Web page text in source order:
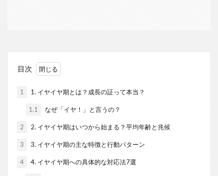
目次
1 1. イヤイヤ期とは？成長の証って本当？
1.1 なぜ「イヤ！」と言うの？
2 2. イヤイヤ期はいつから始まる？平均年齢と兆候
3 3. イヤイヤ期の主な特徴と行動パターン
4 4. イヤイヤ期への具体的な対応法7選